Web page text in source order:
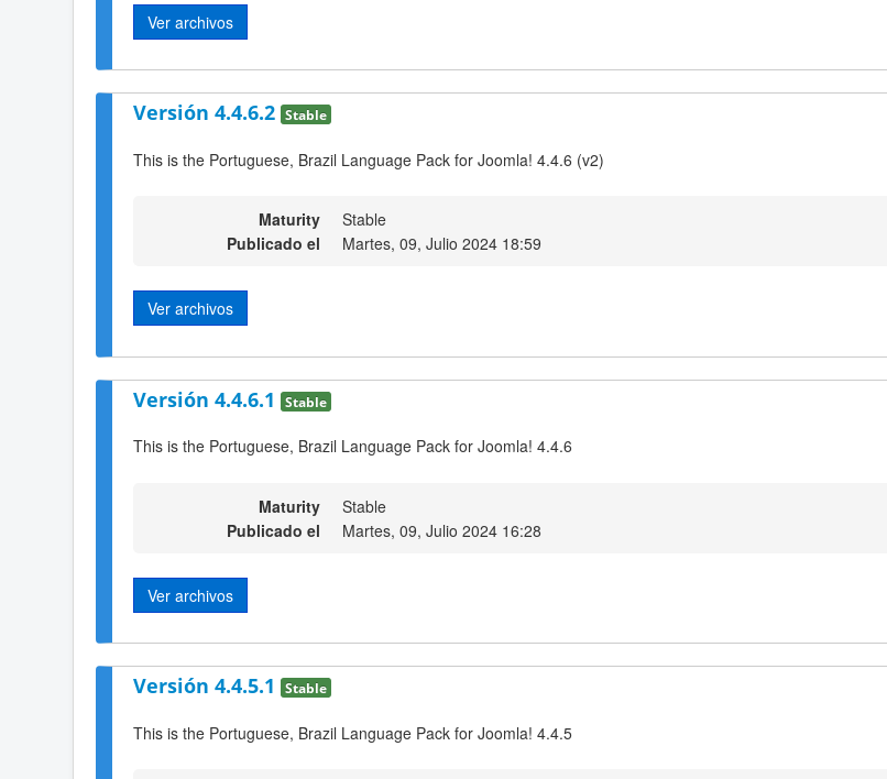
Ver archivos
Versión 4.4.6.2 Stable
This is the Portuguese, Brazil Language Pack for Joomla! 4.4.6 (v2)
Maturity
Stable
Publicado el
Martes, 09, Julio 2024 18:59
Ver archivos
Versión 4.4.6.1 Stable
This is the Portuguese, Brazil Language Pack for Joomla! 4.4.6
Maturity
Stable
Publicado el
Martes, 09, Julio 2024 16:28
Ver archivos
Versión 4.4.5.1 Stable
This is the Portuguese, Brazil Language Pack for Joomla! 4.4.5